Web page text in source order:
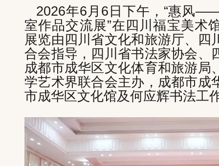
2026年6月6日下午，“惠风
室作品交流展”在四川福宝美术
展览由四川省文化和旅游厅、四
合会指导，四川省书法家协会、
成都市成华区文化体育和旅游局
学艺术界联合会主办，成都市成
市成华区文化馆及何应辉书法工